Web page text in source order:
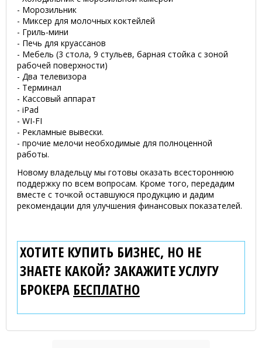
- Морозильник
- Миксер для молочных коктейлей
- Гриль-мини
- Печь для круассанов
- Мебель (3 стола, 9 стульев, барная стойка c зоной
рабочей поверхности)
- Два телевизора
- Терминал
- Кассовый аппарат
- iPad
- WI-FI
- Рекламные вывески.
- прочие мелочи необходимые для полноценной
работы.
Новому владельцу мы готовы оказать всестороннюю
поддержку по всем вопросам. Кроме того, передадим
вместе с точкой оставшуюся продукцию и дадим
рекомендации для улучшения финансовых показателей.
ХОТИТЕ КУПИТЬ БИЗНЕС, НО НЕ
ЗНАЕТЕ КАКОЙ? ЗАКАЖИТЕ УСЛУГУ
БРОКЕРА БЕСПЛАТНО